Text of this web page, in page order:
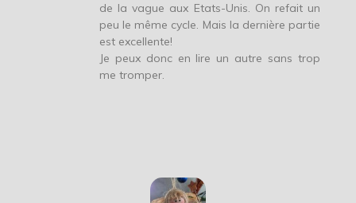
de la vague aux Etats-Unis. On refait un
peu le même cycle. Mais la dernière partie
est excellente!
Je peux donc en lire un autre sans trop
me tromper.